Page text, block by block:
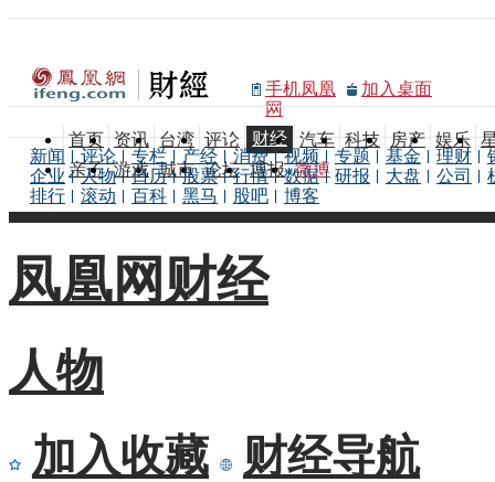
手机凤凰
网
加入桌面
首页 资讯 台湾 评论 财经 汽车 科技 房产 娱乐
亲子 游戏 城市 论坛 博报 微博
新闻 评论 专栏 产经 消费 视频 专题 基金 理财
企业
人物 日历 股票 行情 数据 研报 大盘 公司
排行
滚动 百科 黑马 股吧 博客
凤凰网财经
人物
加入收藏 财经导航